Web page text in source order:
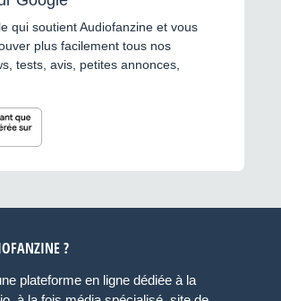
qui soutient Audiofanzine et vous
plus facilement tous nos
tests, avis, petites annonces,
?
plateforme en ligne dédiée à la